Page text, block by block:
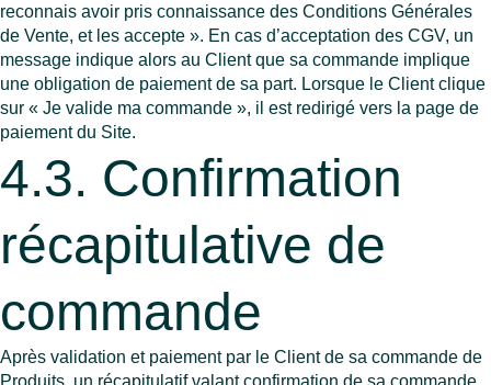
reconnais avoir pris connaissance des Conditions Générales
de Vente, et les accepte ». En cas d’acceptation des CGV, un
message indique alors au Client que sa commande implique
une obligation de paiement de sa part. Lorsque le Client clique
sur « Je valide ma commande », il est redirigé vers la page de
paiement du Site.
4.3. Confirmation
récapitulative de
commande
Après validation et paiement par le Client de sa commande de
Produits, un récapitulatif valant confirmation de sa commande